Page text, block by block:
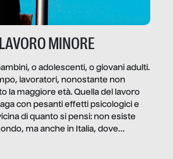
MINORE
o adolescenti, o giovani adulti.
lavoratori, nonostante non
la maggiore età. Quella del lavoro
con pesanti effetti psicologici e
di quanto si pensi: non esiste
ma anche in Italia, dove